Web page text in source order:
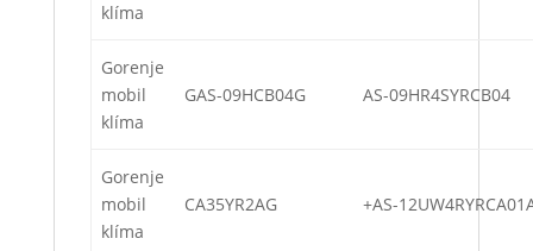
klíma
Gorenje
mobil
klíma
GAS-09HCB04G AS-09HR4SYRCB04
Gorenje
mobil
klíma
CA35YR2AG +AS-